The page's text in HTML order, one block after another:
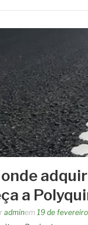
a
adminem 19 de